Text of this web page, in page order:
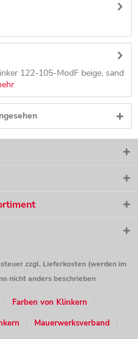
122-105-ModF beige, sand
zzgl. Lieferkosten (werden im
nicht anders beschrieben
Farben von Klinkern
Mauerwerksverband